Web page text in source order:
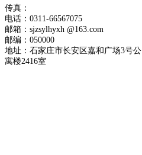
传真：
电话：0311-66567075
邮箱：sjzsylhyxh @163.com
邮编：050000
地址：石家庄市长安区嘉和广场3号公
寓楼2416室